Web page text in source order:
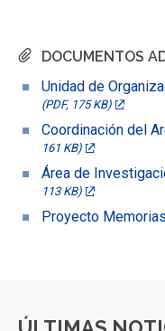
DOCUMENTOS
Unidad de
(PDF, 175 KB)
Coordinación del
161 KB)
Área de
113 KB)
Proyecto